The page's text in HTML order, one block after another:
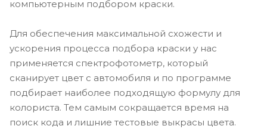
компьютерным подбором краски.
Для обеспечения максимальной схожести и
ускорения процесса подбора краски у нас
применяется спектрофотометр, который
сканирует цвет с автомобиля и по программе
подбирает наиболее подходящую формулу для
колориста. Тем самым сокращается время на
поиск кода и лишние тестовые выкрасы цвета.